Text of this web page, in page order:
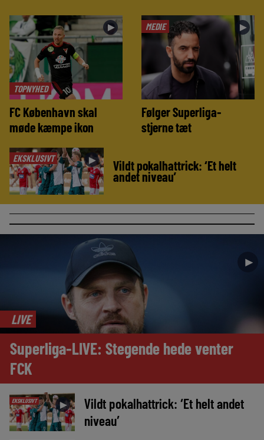
TOPNYHED
►
FC København skal
møde kæmpe ikon
MEDIE ►
Følger Superliga-
stjerne tæt
EKSKLUSIVT ► Vildt pokalhattrick: ‘Et helt
andet niveau’
►
LIVE
Superliga-LIVE: Stegende hede venter
FCK
EKSKLUSIVT ►
Vildt pokalhattrick: ‘Et helt andet
niveau’